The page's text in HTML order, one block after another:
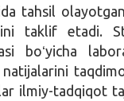
tahsil
taklif etadi.
boʻyicha
natijalarini
ilmiy-tadqiqot